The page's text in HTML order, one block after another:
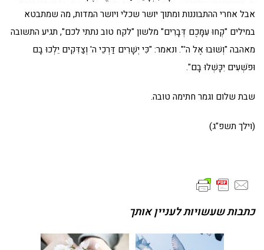
אבל אחרי ההתבוננות ומתוך יושר שכלי ויושר המדות, מה שמתבטא
במילים "קְחוּ עִמָּכֶם דְּבָרִים" מלשון "לקח טוב נתתי לכם", תגיע התשובה
מאהבה "וְשׁוּבוּ אֶל ה'". ונאמר: "כִּי יְשָׁרִים דַּרְכֵי ה' וְצַדִּקִים יֵלְכוּ בָם
וּפֹשְׁעִים יִכָּשְׁלוּ בָם".
שבת שלום וגמר חתימה טובה.
(וילך תשפ"ג)
כתבות שעשויות לעניין אותך